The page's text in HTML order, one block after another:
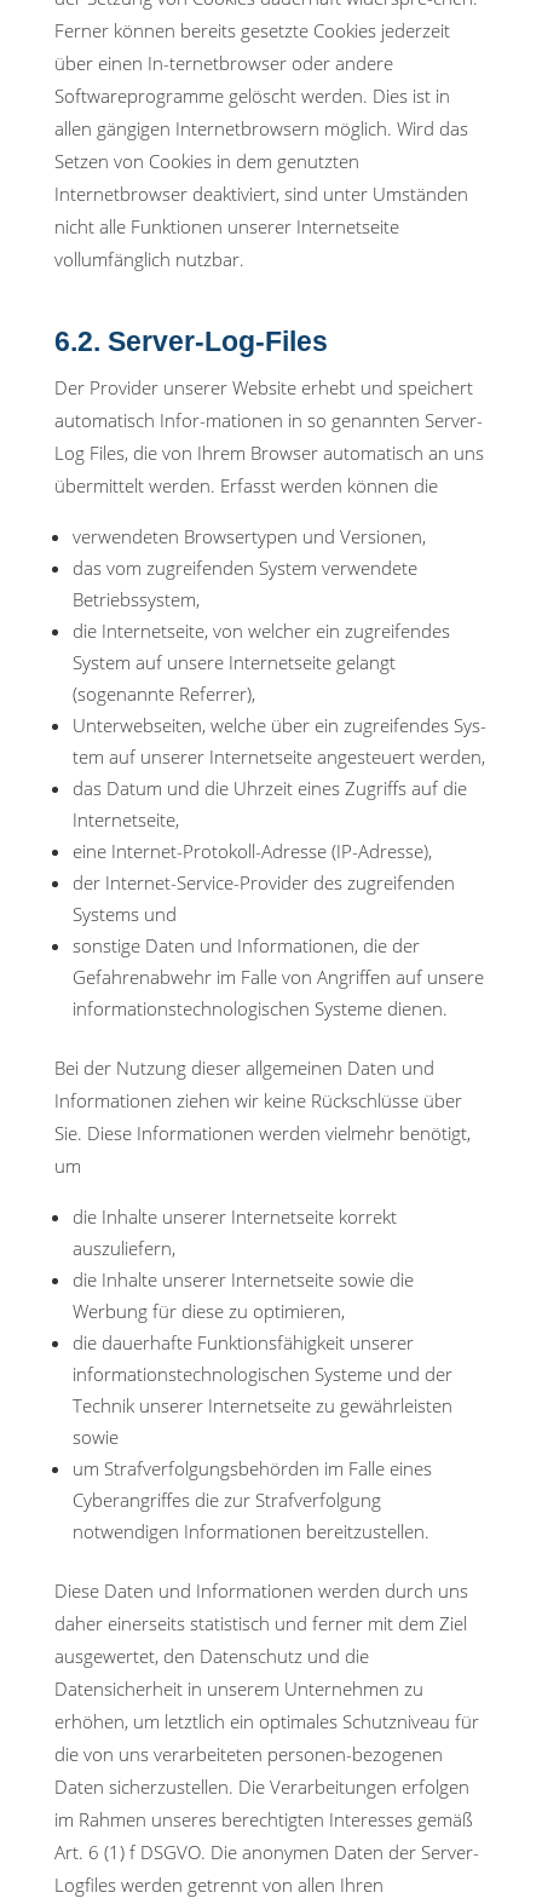
Ferner können bereits gesetzte Cookies jederzeit
über einen In-ternetbrowser oder andere
Softwareprogramme gelöscht werden. Dies ist in
allen gängigen Internetbrowsern möglich. Wird das
Setzen von Cookies in dem genutzten
Internetbrowser deaktiviert, sind unter Umständen
nicht alle Funktionen unserer Internetseite
vollumfänglich nutzbar.
6.2. Server-Log-Files
Der Provider unserer Website erhebt und speichert
automatisch Infor-mationen in so genannten Server-
Log Files, die von Ihrem Browser automatisch an uns
übermittelt werden. Erfasst werden können die
verwendeten Browsertypen und Versionen,
das vom zugreifenden System verwendete
Betriebssystem,
die Internetseite, von welcher ein zugreifendes
System auf unsere Internetseite gelangt
(sogenannte Referrer),
Unterwebseiten, welche über ein zugreifendes Sys-
tem auf unserer Internetseite angesteuert werden,
das Datum und die Uhrzeit eines Zugriffs auf die
Internetseite,
eine Internet-Protokoll-Adresse (IP-Adresse),
der Internet-Service-Provider des zugreifenden
Systems und
sonstige Daten und Informationen, die der
Gefahrenabwehr im Falle von Angriffen auf unsere
informationstechnologischen Systeme dienen.
Bei der Nutzung dieser allgemeinen Daten und
Informationen ziehen wir keine Rückschlüsse über
Sie. Diese Informationen werden vielmehr benötigt,
um
die Inhalte unserer Internetseite korrekt
auszuliefern,
die Inhalte unserer Internetseite sowie die
Werbung für diese zu optimieren,
die dauerhafte Funktionsfähigkeit unserer
informationstechnologischen Systeme und der
Technik unserer Internetseite zu gewährleisten
sowie
um Strafverfolgungsbehörden im Falle eines
Cyberangriffes die zur Strafverfolgung
notwendigen Informationen bereitzustellen.
Diese Daten und Informationen werden durch uns
daher einerseits statistisch und ferner mit dem Ziel
ausgewertet, den Datenschutz und die
Datensicherheit in unserem Unternehmen zu
erhöhen, um letztlich ein optimales Schutzniveau für
die von uns verarbeiteten personen-bezogenen
Daten sicherzustellen. Die Verarbeitungen erfolgen
im Rahmen unseres berechtigten Interesses gemäß
Art. 6 (1) f DSGVO. Die anonymen Daten der Server-
Logfiles werden getrennt von allen Ihren